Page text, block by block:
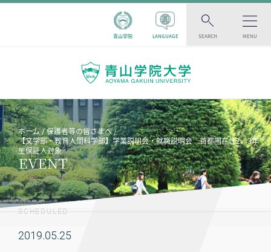
青山学院 LANGUAGE SEARCH MENU
ホーム
保護者等の皆さまへ
【文学部・教育人間科学部】学業説明会・就職説明会 首都圏在住2、3年
生保証人対象
EVENT
SCHEDULED
2019.05.25